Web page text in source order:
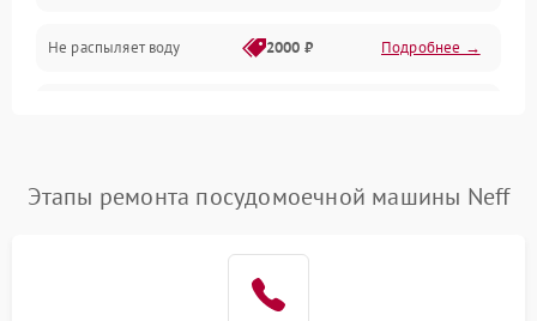
Программное обеспечение
Не распыляет воду 2000 ₽ Подробнее →
воды
1800 ₽ Подробнее →
Этапы ремонта посудомоечной машины Neff